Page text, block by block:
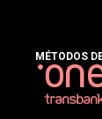
MÉTODOS